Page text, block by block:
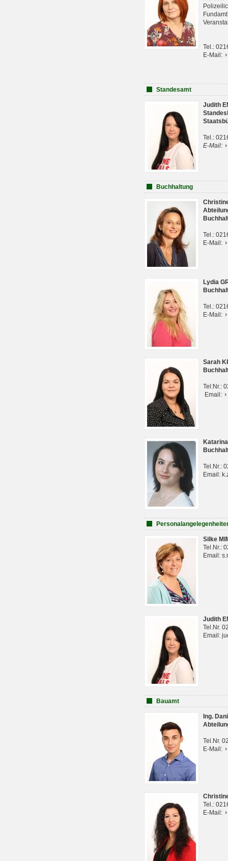
Tel.:
E-Mail:
Standesamt
Judith
Tel.:
E-Mail:
Buchhaltung
Tel.:
E-Mail:
Lydia
Tel.:
E-Mail:
Sarah
Tel:Nr.:
Email:
Tel.Nr.:
Email:
Silke
Tel.Nr.:
Email:
Judith
Tel.Nr.
Email:
Bauamt
Ing.
Tel.Nr.
E-Mail:
Tel.:
E-Mail: